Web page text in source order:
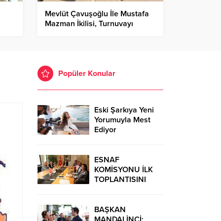
Mevlüt Çavuşoğlu İle Mustafa
Mazman İkilisi, Turnuvayı
Popüler Konular
Eski Şarkıya Yeni
Yorumuyla Mest
Ediyor
ESNAF
KOMİSYONU İLK
TOPLANTISINI
BAŞKAN